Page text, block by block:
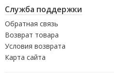
Служба поддержки
Обратная связь
Возврат товара
Условия возврата
Карта сайта